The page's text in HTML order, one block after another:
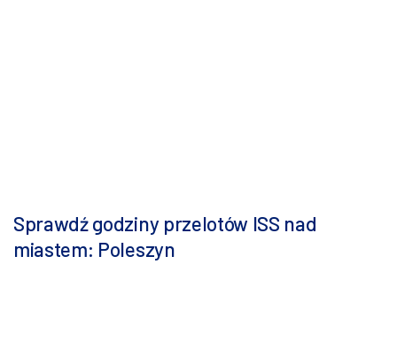
Sprawdź godziny przelotów ISS nad
miastem: Poleszyn